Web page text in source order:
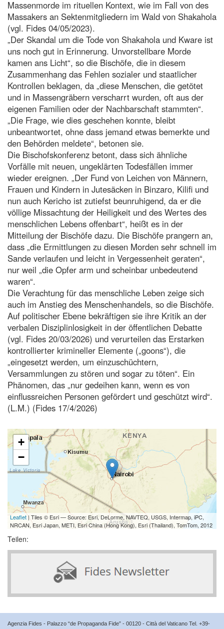
Massenmorde im rituellen Kontext, wie im Fall von des
Massakers an Sektenmitgliedern im Wald von Shakahola
(vgl. Fides 04/05/2023).
„Der Skandal um die Tode von Shakahola und Kware ist
uns noch gut in Erinnerung. Unvorstellbare Morde
kamen ans Licht“, so die Bischöfe, die in diesem
Zusammenhang das Fehlen sozialer und staatlicher
Kontrollen beklagen, da „diese Menschen, die getötet
und in Massengräbern verscharrt wurden, oft aus der
eigenen Familien oder der Nachbarschaft stammten“.
„Die Frage, wie dies geschehen konnte, bleibt
unbeantwortet, ohne dass jemand etwas bemerkte und
den Behörden meldete“, betonen sie.
Die Bischofskonferenz betont, dass sich ähnliche
Vorfälle mit neuen, ungeklärten Todesfällen immer
wieder ereignen. „Der Fund von Leichen von Männern,
Frauen und Kindern in Jutesäcken in Binzaro, Kilifi und
nun auch Kericho ist zutiefst beunruhigend, da er die
völlige Missachtung der Heiligkeit und des Wertes des
menschlichen Lebens offenbart“, heißt es in der
Mitteilung der Bischöfe dazu. Die Bischöfe prangern an,
dass „die Ermittlungen zu diesen Morden sehr schnell im
Sande verlaufen und leicht in Vergessenheit geraten“,
nur weil „die Opfer arm und scheinbar unbedeutend
waren“.
Die Verachtung für das menschliche Leben zeige sich
auch im Anstieg des Menschenhandels, so die Bischöfe.
Auf politischer Ebene bekräftigen sie ihre Kritik an der
verbalen Disziplinlosigkeit in der öffentlichen Debatte
(vgl. Fides 20/03/2026) und verurteilen das Erstarken
kontrollierter krimineller Elemente („goons“), die
„eingesetzt werden, um einzuschüchtern,
Versammlungen zu stören und sogar zu töten“. Ein
Phänomen, das „nur gedeihen kann, wenn es von
einflussreichen Personen gefördert und geschützt wird“.
(L.M.) (Fides 17/4/2026)
+
−
Leaflet | Tiles © Esri — Source: Esri, DeLorme, NAVTEQ, USGS, Intermap, iPC,
NRCAN, Esri Japan, METI, Esri China (Hong Kong), Esri (Thailand), TomTom, 2012
Teilen:
Agenzia Fides - Palazzo “de Propaganda Fide” - 00120 - Città del Vaticano Tel. +39-